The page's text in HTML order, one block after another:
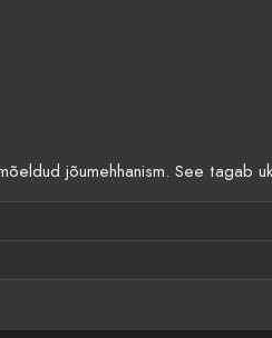
jõumehhanism. See tagab